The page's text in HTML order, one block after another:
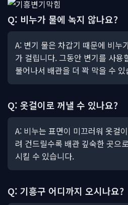
Q: 비누가 물에 녹지 않나요?
A: 변기 물은 차갑기 때문에 비누
가 걸립니다. 그동안 변기를 사용
불어나서 배관을 더 꽉 막을 수
Q: 옷걸이로 꺼낼 수 있나요?
A: 비누는 표면이 미끄러워 옷걸
려 건드릴수록 배관 깊숙한 곳으
시킬 수 있습니다.
Q: 기흥구 어디까지 오시나요?